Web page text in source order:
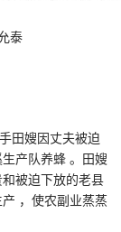
泰
田嫂因丈夫被迫
产队养蜂 。田嫂
被迫下放的老县
，使农副业蒸蒸